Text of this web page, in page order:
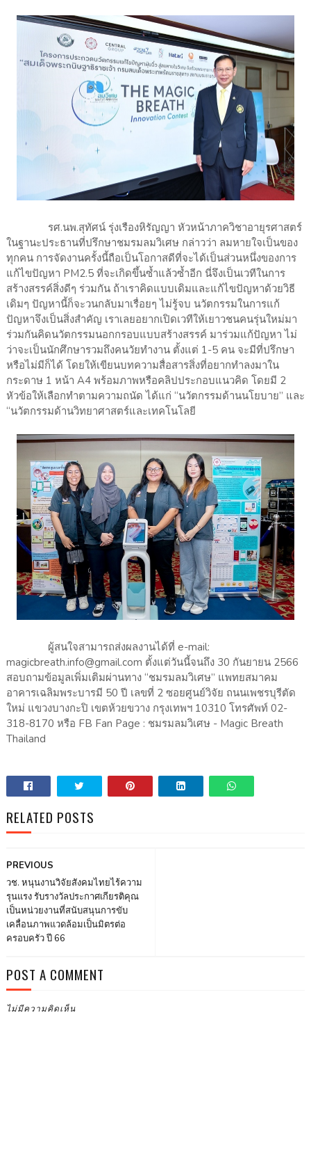
รศ.นพ.สุทัศน์ รุ่งเรืองหิรัญญา หัวหน้าภาควิชาอายุรศาสตร์
ในฐานะประธานที่ปรึกษาชมรมลมวิเศษ กล่าวว่า ลมหายใจเป็นของ
ทุกคน การจัดงานครั้งนี้ถือเป็นโอกาสดีที่จะได้เป็นส่วนหนึ่งของการ
แก้ไขปัญหา PM2.5 ที่จะเกิดขึ้นซ้ำแล้วซ้ำอีก นี่จึงเป็นเวทีในการ
สร้างสรรค์สิ่งดีๆ ร่วมกัน ถ้าเราคิดแบบเดิมและแก้ไขปัญหาด้วยวิธี
เดิมๆ ปัญหานี้ก็จะวนกลับมาเรื่อยๆ ไม่รู้จบ นวัตกรรมในการแก้
ปัญหาจึงเป็นสิ่งสำคัญ เราเลยอยากเปิดเวทีให้เยาวชนคนรุ่นใหม่มา
ร่วมกันคิดนวัตกรรมนอกกรอบแบบสร้างสรรค์ มาร่วมแก้ปัญหา ไม่
ว่าจะเป็นนักศึกษารวมถึงคนวัยทำงาน ตั้งแต่ 1-5 คน จะมีที่ปรึกษา
หรือไม่มีก็ได้ โดยให้เขียนบทความสื่อสารสิ่งที่อยากทำลงมาใน
กระดาษ 1 หน้า A4 พร้อมภาพหรือคลิปประกอบแนวคิด โดยมี 2
หัวข้อให้เลือกทำตามความถนัด ได้แก่ “นวัตกรรมด้านนโยบาย” และ
“นวัตกรรมด้านวิทยาศาสตร์และเทคโนโลยี
ผู้สนใจสามารถส่งผลงานได้ที่ e-mail:
magicbreath.info@gmail.com ตั้งแต่วันนี้จนถึง 30 กันยายน 2566
สอบถามข้อมูลเพิ่มเติมผ่านทาง “ชมรมลมวิเศษ” แพทยสมาคม
อาคารเฉลิมพระบารมี 50 ปี เลขที่ 2 ซอยศูนย์วิจัย ถนนเพชรบุรีตัด
ใหม่ แขวงบางกะปิ เขตห้วยขวาง กรุงเทพฯ 10310 โทรศัพท์ 02-
318-8170 หรือ FB Fan Page : ชมรมลมวิเศษ - Magic Breath
Thailand
RELATED POSTS
PREVIOUS
วช. หนุนงานวิจัยสังคมไทยไร้ความ
รุนแรง รับรางวัลประกาศเกียรติคุณ
เป็นหน่วยงานที่สนับสนุนการขับ
เคลื่อนภาพแวดล้อมเป็นมิตรต่อ
ครอบครัว ปี 66
POST A COMMENT
ไม่มีความคิดเห็น